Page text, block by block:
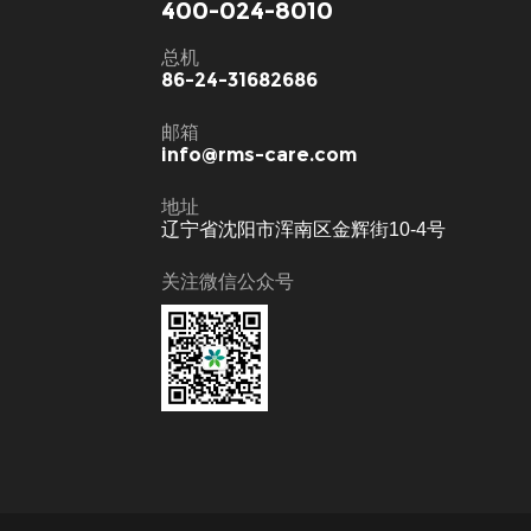
400-024-8010
总机
86-24-31682686
邮箱
info@rms-care.com
地址
辽宁省沈阳市浑南区金辉街10-4号
关注微信公众号